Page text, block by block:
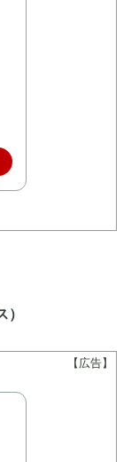
【広告】